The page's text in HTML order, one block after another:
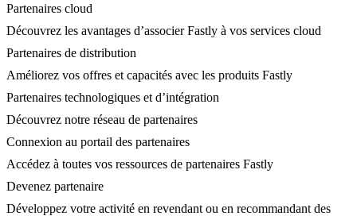
Partenaires cloud
Découvrez les avantages d’associer Fastly à vos services cloud
Partenaires de distribution
Améliorez vos offres et capacités avec les produits Fastly
Partenaires technologiques et d’intégration
Découvrez notre réseau de partenaires
Connexion au portail des partenaires
Accédez à toutes vos ressources de partenaires Fastly
Devenez partenaire
Développez votre activité en revendant ou en recommandant des